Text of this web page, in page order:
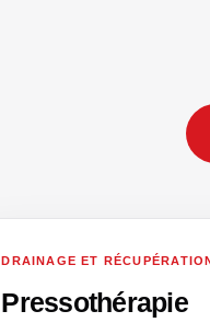
02
DRAINAGE ET
Pressothérapie